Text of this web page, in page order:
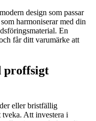
design som passar
harmoniserar med din
En
får ditt varumärke att
proffsigt
eller bristfällig
Att investera i